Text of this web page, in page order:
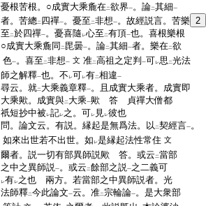
憂根苦根。○成實大乘麁在二欲界一。論二其細一
者。苦總二 四禪一。憂至 二非想一。故經説言。苦樂 2
至 二於四禪一。憂喜隨 レ心至 二有頂一也。喜根樂根
○成實大乘麁同 二 毘曇一。論二其細一者。樂在二欲
色一。喜至 二非想一 文 准二高祖之定判 一可レ思 二光法
師之解釋一也。不 レ可レ有二相違一
尋云。就二 大乘義章釋一。且成實大乘者。成實即
大乘歟。成實與二 大乘一歟 答 貞禪大僧都
祇短抄中被 レ記レ之。可レ 見レ彼也
問。論文云。有説。縁起是無爲法。以 二契經言一。
如來出世若不出世。如 レ是縁起法性常住 文
爾者。説一切有部異師説歟 答。或云 二當部
之中之異師説一。或云 二餘部之説一之二義可
レ有レ之也 兩方。若當部之中異師説者。光
法師釋二今此論文一云。准二宗輪論一。是大衆部